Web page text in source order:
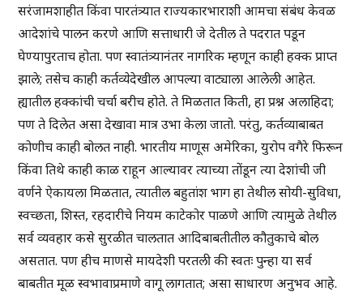
सरंजामशाहीत किंवा पारतंत्र्यात राज्यकारभाराशी आमचा संबंध केवळ
आदेशांचे पालन करणे आणि सत्ताधारी जे देतील ते पदरात पडून
घेण्यापुरताच होता. पण स्वातंत्र्यानंतर नागरिक म्हणून काही हक्क प्राप्त
झाले; तसेच काही कर्तव्येदेखील आपल्या वाट्याला आलेली आहेत.
ह्यातील हक्कांची चर्चा बरीच होते. ते मिळतात किती, हा प्रश्न अलाहिदा;
पण ते दिलेत असा देखावा मात्र उभा केला जातो. परंतु, कर्तव्याबाबत
कोणीच काही बोलत नाही. भारतीय माणूस अमेरिका, युरोप वगैरे फिरून
किंवा तिथे काही काळ राहून आल्यावर त्याच्या तोंडून त्या देशांची जी
वर्णने ऐकायला मिळतात, त्यातील बहुतांश भाग हा तेथील सोयी-सुविधा,
स्वच्छता, शिस्त, रहदारीचे नियम काटेकोर पाळणे आणि त्यामुळे तेथील
सर्व व्यवहार कसे सुरळीत चालतात आदिबाबतीतील कौतुकाचे बोल
असतात. पण हीच माणसे मायदेशी परतली की स्वतः पुन्हा या सर्व
बाबतीत मूळ स्वभावाप्रमाणे वागू लागतात; असा साधारण अनुभव आहे.